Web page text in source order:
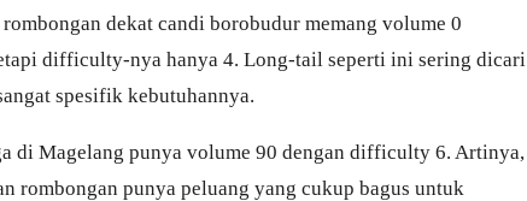
dekat candi borobudur memang volume 0
difficulty-nya hanya 4. Long-tail seperti ini sering dicari
spesifik kebutuhannya.
di Magelang punya volume 90 dengan difficulty 6. Artinya,
rombongan punya peluang yang cukup bagus untuk